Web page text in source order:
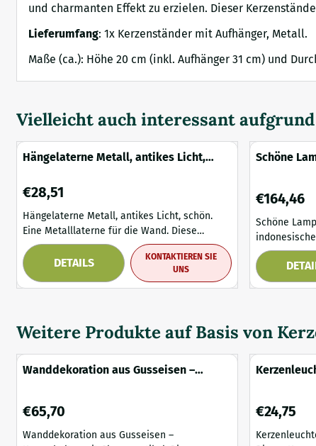
und charmanten Effekt zu erzielen. Dieser
Lieferumfang: 1x Kerzenständer mit Aufhänger, Metall.
Maße (ca.): Höhe 20 cm (inkl. Aufhänger 31 cm) und
Vielleicht auch interessant
Hängelaterne Metall, antikes Licht,
Preis: 28,51
€28,51
Hängelaterne Metall, antikes Licht, schön.
Eine Metalllaterne für die Wand. Diese
Wandlaterne hat alle Löcher an der Seite,
wodurch ein schönes Licht entsteht. Diese
Laterne ist für den Innen- und Außenbereich
geeignet und bietet eine gemütliche
DETAILS
KONTAKTIEREN SIE
UNS
Schöne
Preis: 164,46
€164,46
Schöne
indonesischen
alte
Stehlampe
1 von ihnen und daher ein
Weitere Produkte auf Basis von
Wanddekoration aus Gusseisen –
Preis: 65,70
€65,70
Wanddekoration aus Gusseisen –
Preis: 24,75
€24,75